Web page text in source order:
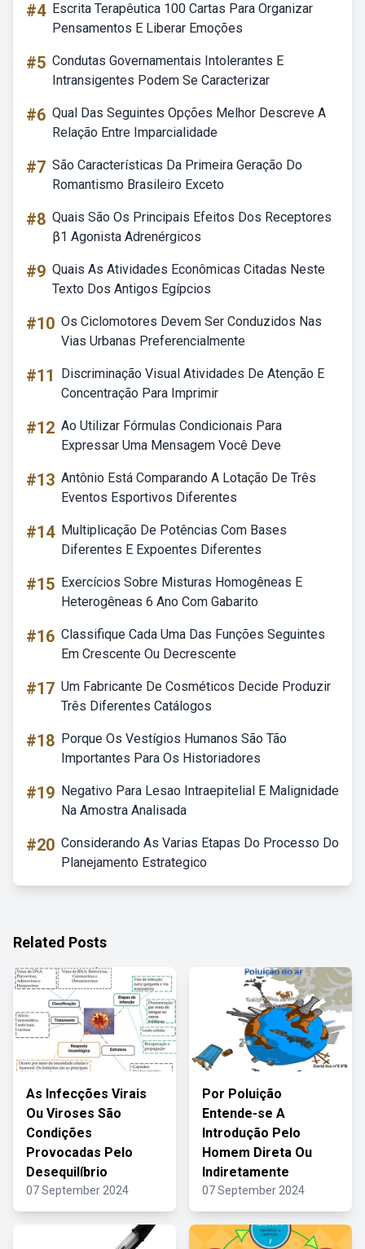
#4 Escrita Terapêutica 100 Cartas Para Organizar
Pensamentos E Liberar Emoções
#5 Condutas Governamentais Intolerantes E
Intransigentes Podem Se Caracterizar
#6 Qual Das Seguintes Opções Melhor Descreve A
Relação Entre Imparcialidade
#7 São Características Da Primeira Geração Do
Romantismo Brasileiro Exceto
#8 Quais São Os Principais Efeitos Dos Receptores
β1 Agonista Adrenérgicos
#9 Quais As Atividades Econômicas Citadas Neste
Texto Dos Antigos Egípcios
#10 Os Ciclomotores Devem Ser Conduzidos Nas
Vias Urbanas Preferencialmente
#11
Discriminação Visual Atividades De Atenção E
Concentração Para Imprimir
#12 Ao Utilizar Fórmulas Condicionais Para
Expressar Uma Mensagem Você Deve
#13 Antônio Está Comparando A Lotação De Três
Eventos Esportivos Diferentes
#14 Multiplicação De Potências Com Bases
Diferentes E Expoentes Diferentes
#15 Exercícios Sobre Misturas Homogêneas E
Heterogêneas 6 Ano Com Gabarito
#16 Classifique Cada Uma Das Funções Seguintes
Em Crescente Ou Decrescente
#17 Um Fabricante De Cosméticos Decide Produzir
Três Diferentes Catálogos
#18 Porque Os Vestígios Humanos São Tão
Importantes Para Os Historiadores
#19 Negativo Para Lesao Intraepitelial E Malignidade
Na Amostra Analisada
#20 Considerando As Varias Etapas Do Processo Do
Planejamento Estrategico
Related Posts
As Infecções Virais
Ou Viroses São
Condições
Provocadas Pelo
Desequilíbrio
07 September 2024
Por Poluição
Entende-se A
Introdução Pelo
Homem Direta Ou
Indiretamente
07 September 2024